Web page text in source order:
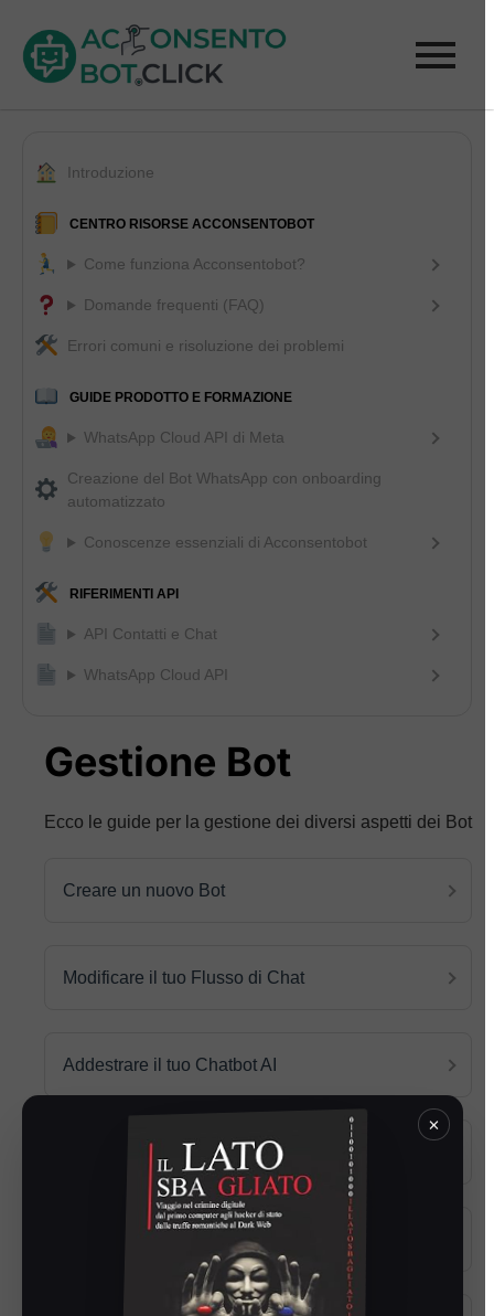
×
Introduzione
CENTRO RISORSE ACCONSENTOBOT
Come funziona Acconsentobot?
Domande frequenti (FAQ)
Errori comuni e risoluzione dei problemi
GUIDE PRODOTTO E FORMAZIONE
WhatsApp Cloud API di Meta
Creazione del Bot WhatsApp con onboarding
automatizzato
Conoscenze essenziali di Acconsentobot
RIFERIMENTI API
API Contatti e Chat
WhatsApp Cloud API
Gestione Bot
Ecco le guide per la gestione dei diversi aspetti dei Bot
Creare un nuovo Bot
Modificare il tuo Flusso di Chat
Addestrare il tuo Chatbot AI
Impostazioni Bot
Automazione Marketing